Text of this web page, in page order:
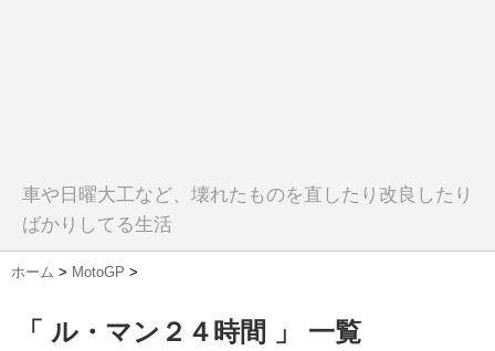
車や日曜大工など、壊れたものを直したり改良したり
ばかりしてる生活
ホーム > MotoGP >
「 ル・マン２４時間 」 一覧